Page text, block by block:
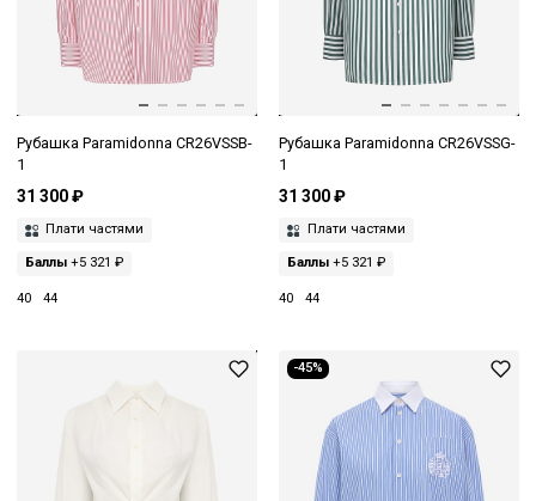
Рубашка Paramidonna CR26VSSB-
1
31 300 ₽
Плати частями
Баллы +5 321 ₽
40 44
Рубашка Paramidonna CR26VSSG-
1
31 300 ₽
Плати частями
Баллы+5 321 ₽
40 44
-45%